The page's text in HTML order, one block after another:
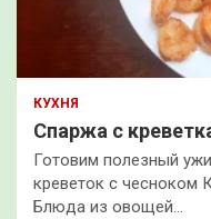
КУХНЯ
Спаржа с
Готовим полезный
креветок с чесноком
Блюда из овощей…